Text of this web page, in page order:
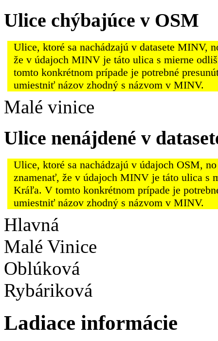
Ulice chýbajúce v OSM
Ulice, ktoré sa nachádzajú v datasete MINV,
že v údajoch MINV je táto ulica s mierne
tomto konkrétnom prípade je potrebné
umiestniť názov zhodný s názvom v MINV.
Malé vinice
Ulice nenájdené v
Ulice, ktoré sa nachádzajú v údajoch OSM,
znamenať, že v údajoch MINV je táto ulica s
Kráľa. V tomto konkrétnom prípade je
umiestniť názov zhodný s názvom v MINV.
Hlavná
Malé Vinice
Oblúková
Rybáriková
Ladiace informácie